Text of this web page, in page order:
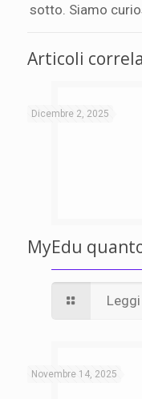
sotto. Siamo
Articoli
Dicembre 2, 2025
MyEdu
Novembre 14, 2025